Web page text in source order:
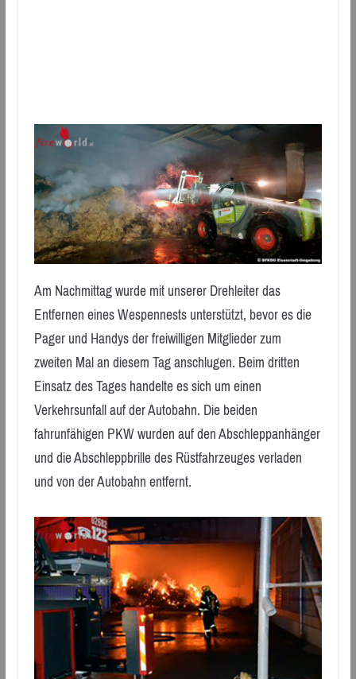
Am Nachmittag wurde mit unserer Drehleiter das
Entfernen eines Wespennests unterstützt, bevor es die
Pager und Handys der freiwilligen Mitglieder zum
zweiten Mal an diesem Tag anschlugen. Beim dritten
Einsatz des Tages handelte es sich um einen
Verkehrsunfall auf der Autobahn. Die beiden
fahrunfähigen PKW wurden auf den Abschleppanhänger
und die Abschleppbrille des Rüstfahrzeuges verladen
und von der Autobahn entfernt.